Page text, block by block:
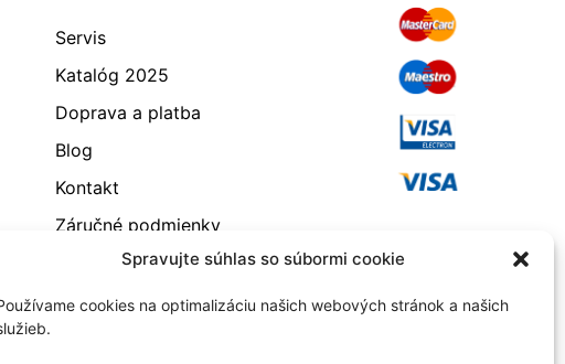
Spravujte súhlas so súbormi cookie
cookies na optimalizáciu našich webových stránok a našich
Servis
Katalóg 2025
Doprava a platba
Blog
Kontakt
Záručné podmienky
Odstúpenie od zmluvy
Reklamácia a vrátenie